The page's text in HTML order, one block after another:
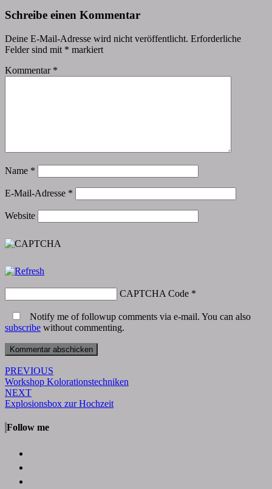
Schreibe einen Kommentar
Deine E-Mail-Adresse wird nicht veröffentlicht. Erforderliche
Felder sind mit * markiert
Kommentar *
Name *
E-Mail-Adresse *
Website
CAPTCHA Code *
Notify me of followup comments via e-mail. You can also
subscribe without commenting.
Post
navigation
PREVIOUS
Workshop Kolorationstechniken
NEXT
Explosionsbox zur Hochzeit
Follow me